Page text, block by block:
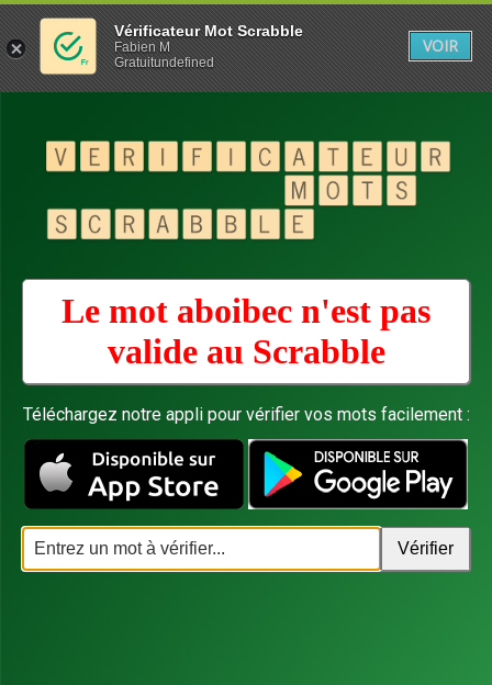
Le mot aboibec n'est pas
valide au Scrabble
Téléchargez notre appli pour vérifier vos mots facilement :
Vérificateur Mot Scrabble
Fabien M
Gratuitundefined
VOIR